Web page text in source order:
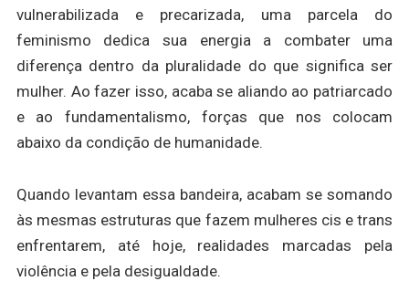
vulnerabilizada e precarizada, uma parcela do
feminismo dedica sua energia a combater uma
diferença dentro da pluralidade do que significa ser
mulher. Ao fazer isso, acaba se aliando ao patriarcado
e ao fundamentalismo, forças que nos colocam
abaixo da condição de humanidade.
Quando levantam essa bandeira, acabam se somando
às mesmas estruturas que fazem mulheres cis e trans
enfrentarem, até hoje, realidades marcadas pela
violência e pela desigualdade.